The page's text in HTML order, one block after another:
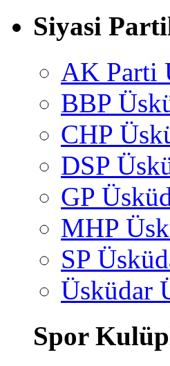
Siyasi
AK Parti
BBP
CHP
DSP
GP
MHP
SP
Üsküdar
Spor